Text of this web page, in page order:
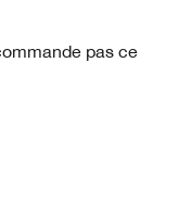
pas ce